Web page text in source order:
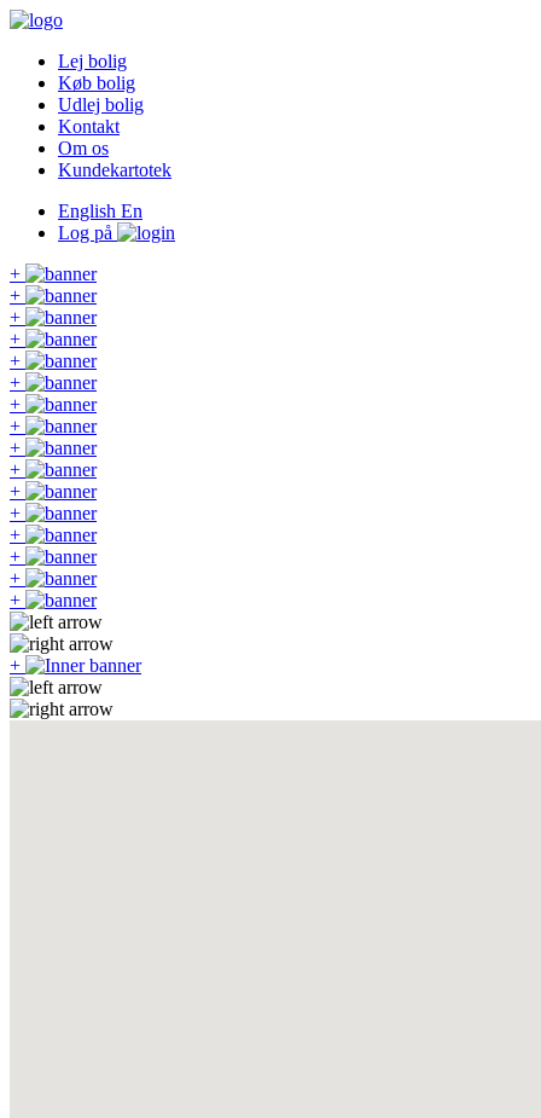
Lej bolig
Køb bolig
Udlej bolig
Kontakt
Om os
Kundekartotek
English En
Log på
+
+
+
+
+
+
+
+
+
+
+
+
+
+
+
+
+